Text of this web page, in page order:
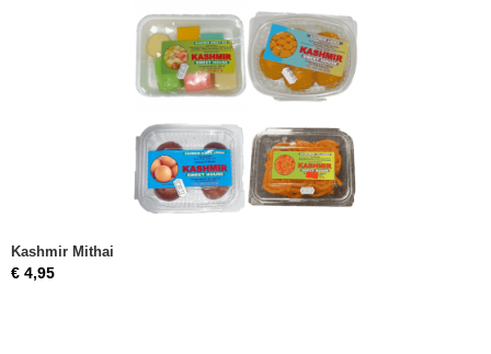
Kashmir Mithai
€ 4,95